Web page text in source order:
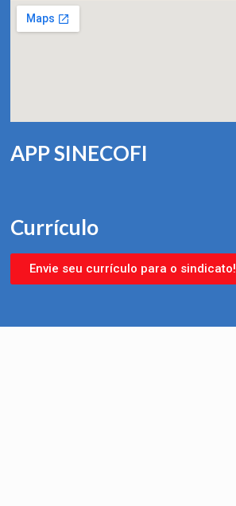
APP SINECOFI
Currículo
Envie seu currículo para o sindicato!